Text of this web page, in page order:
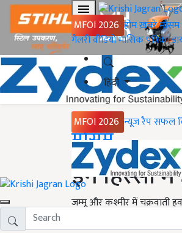
MFOI 2026 होमख़बरेंमौसम
गैलरीवीडियोमासिक पत्रिका
हिंदी
MFOI 2026 न्यूज़ रैपसफल
Home
मौसम
इन हिस्सों
जम्मू और कश्मीर में चक्रवाती